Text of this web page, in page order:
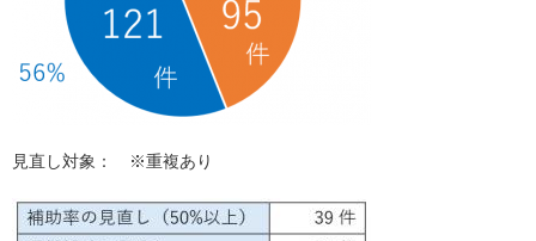
見直し対象： ※重複あり